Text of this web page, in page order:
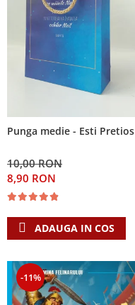
Punga medie - Esti Pretios
10,00 RON
8,90 RON
ADAUGA IN COS
-11%